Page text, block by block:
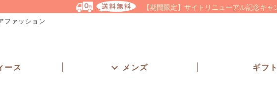
【期間限定】サイトリニューアル記念キャ
ファッション
ース メンズ ギフト